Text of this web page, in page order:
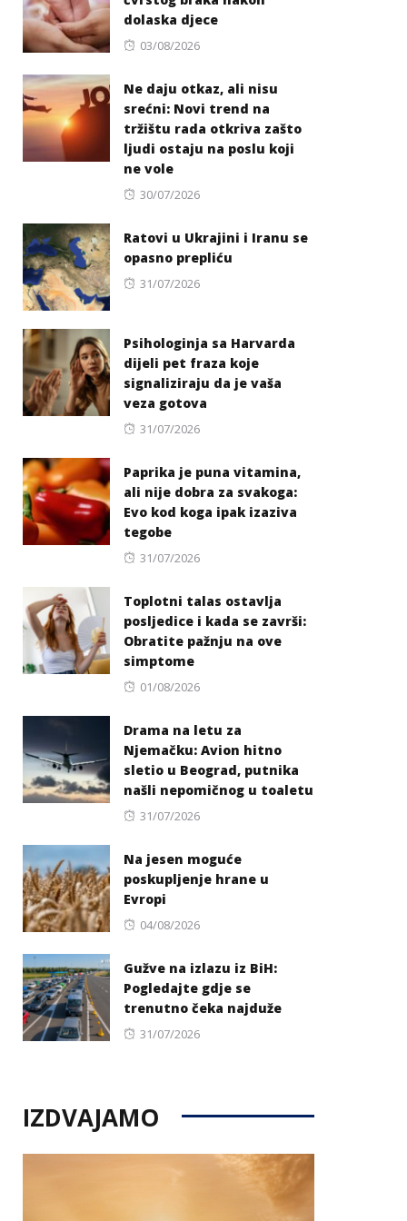
dolaska djece
Posted
03/08/2026
Ne daju otkaz, ali nisu
srećni: Novi trend na
tržištu rada otkriva zašto
ljudi ostaju na poslu koji
ne vole
Posted
30/07/2026
Ratovi u Ukrajini i Iranu se
opasno prepliću
Posted
31/07/2026
Psihologinja sa Harvarda
dijeli pet fraza koje
signaliziraju da je vaša
veza gotova
Posted
31/07/2026
Paprika je puna vitamina,
ali nije dobra za svakoga:
Evo kod koga ipak izaziva
tegobe
Posted
31/07/2026
Toplotni talas ostavlja
posljedice i kada se završi:
Obratite pažnju na ove
simptome
Posted
01/08/2026
Drama na letu za
Njemačku: Avion hitno
sletio u Beograd, putnika
našli nepomičnog u toaletu
Posted
31/07/2026
Na jesen moguće
poskupljenje hrane u
Evropi
Posted
04/08/2026
Gužve na izlazu iz BiH:
Pogledajte gdje se
trenutno čeka najduže
Posted
31/07/2026
IZDVAJAMO